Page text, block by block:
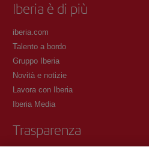
Iberia è di più
iberia.com
Talento a bordo
Gruppo Iberia
Novità e notizie
Lavora con Iberia
Iberia Media
Trasparenza